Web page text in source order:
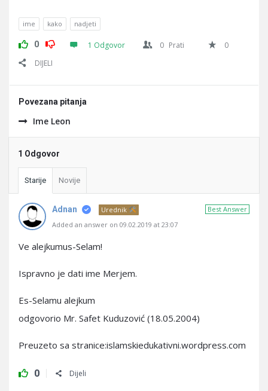
ime kako nadjeti
0 1 Odgovor 0 Prati
0
DIJELI
Povezana pitanja
Ime Leon
1 Odgovor
Starije Novije
Best Answer
Adnan
Urednik
Added an answer on 09.02.2019 at 23:07
Ve alejkumus-Selam!
Ispravno je dati ime Merjem.
Es-Selamu alejkum
odgovorio Mr. Safet Kuduzović (18.05.2004)
Preuzeto sa stranice:islamskiedukativni.wordpress.com
0 Dijeli